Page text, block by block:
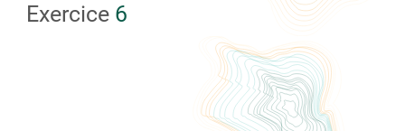
Exercice 6